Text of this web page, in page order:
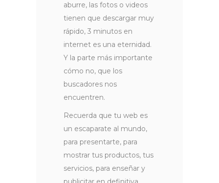
aburre, las fotos o videos
tienen que descargar muy
rápido, 3 minutos en
internet es una eternidad.
Y la parte más importante
cómo no, que los
buscadores nos
encuentren.
Recuerda que tu web es
un escaparate al mundo,
para presentarte, para
mostrar tus productos, tus
servicios, para enseñar y